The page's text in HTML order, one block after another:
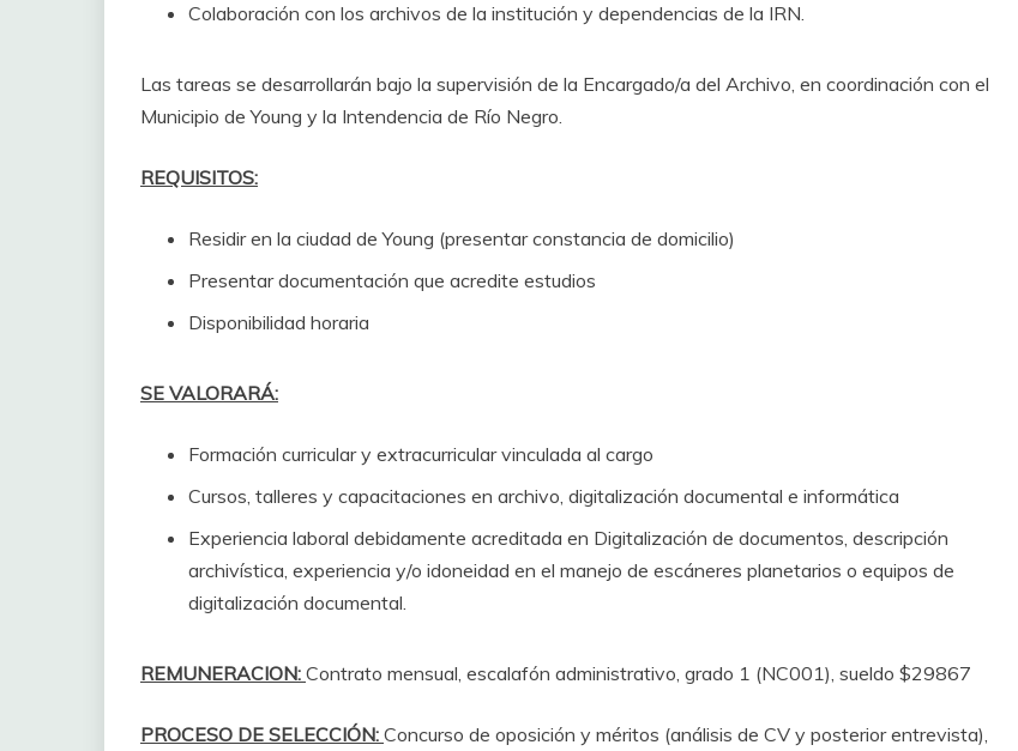
Colaboración con los archivos de la institución y dependencias de la IRN.
Las tareas se desarrollarán bajo la supervisión de la Encargado/a del Archivo, en coordinación con el
Municipio de Young y la Intendencia de Río Negro.
REQUISITOS:
Residir en la ciudad de Young (presentar constancia de domicilio)
Presentar documentación que acredite estudios
Disponibilidad horaria
SE VALORARÁ:
Formación curricular y extracurricular vinculada al cargo
Cursos, talleres y capacitaciones en archivo, digitalización documental e informática
Experiencia laboral debidamente acreditada en Digitalización de documentos, descripción
archivística, experiencia y/o idoneidad en el manejo de escáneres planetarios o equipos de
digitalización documental.
REMUNERACION: Contrato mensual, escalafón administrativo, grado 1 (NC001), sueldo $29867
PROCESO DE SELECCIÓN: Concurso de oposición y méritos (análisis de CV y posterior entrevista),